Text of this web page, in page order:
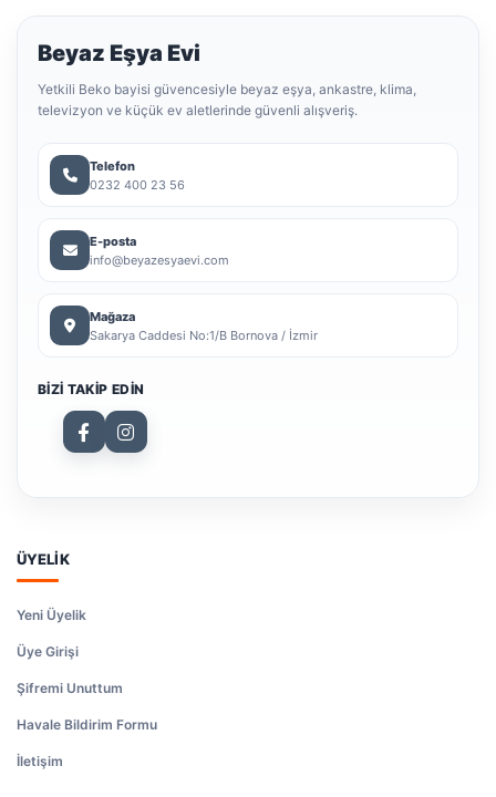
Beyaz Eşya Evi
Yetkili Beko bayisi güvencesiyle beyaz eşya, ankastre, klima,
televizyon ve küçük ev aletlerinde güvenli alışveriş.
Telefon
0232 400 23 56
E-posta
info@beyazesyaevi.com
Mağaza
Sakarya Caddesi No:1/B Bornova / İzmir
BIZI TAKIP EDIN
ÜYELİK
Yeni Üyelik
Üye Girişi
Şifremi Unuttum
Havale Bildirim Formu
İletişim